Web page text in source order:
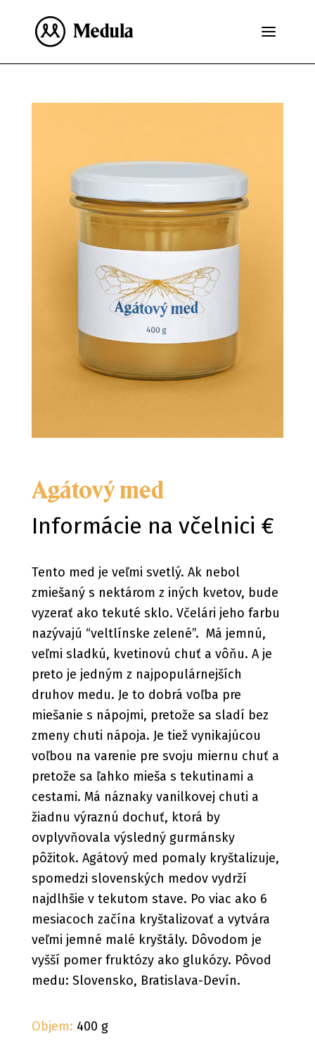
Agátový med
Informácie na včelnici €
Tento med je veľmi svetlý. Ak nebol
zmiešaný s nektárom z iných kvetov, bude
vyzerať ako tekuté sklo. Včelári jeho farbu
nazývajú “veltlínske zelené”. Má jemnú,
veľmi sladkú, kvetinovú chuť a vôňu. A je
preto je jedným z najpopulárnejších
druhov medu. Je to dobrá voľba pre
miešanie s nápojmi, pretože sa sladí bez
zmeny chuti nápoja. Je tiež vynikajúcou
voľbou na varenie pre svoju miernu chuť a
pretože sa ľahko mieša s tekutinami a
cestami. Má náznaky vanilkovej chuti a
žiadnu výraznú dochuť, ktorá by
ovplyvňovala výsledný gurmánsky
pôžitok. Agátový med pomaly kryštalizuje,
spomedzi slovenských medov vydrží
najdlhšie v tekutom stave. Po viac ako 6
mesiacoch začína kryštalizovať a vytvára
veľmi jemné malé kryštály. Dôvodom je
vyšší pomer fruktózy ako glukózy. Pôvod
medu: Slovensko, Bratislava-Devín.
Objem: 400 g